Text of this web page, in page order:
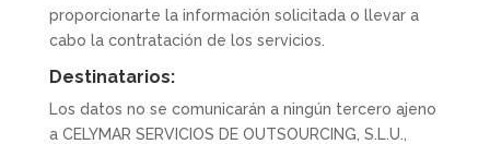
proporcionarte la información solicitada o llevar a
cabo la contratación de los servicios.
Destinatarios:
Los datos no se comunicarán a ningún tercero ajeno
a CELYMAR SERVICIOS DE OUTSOURCING, S.L.U.,